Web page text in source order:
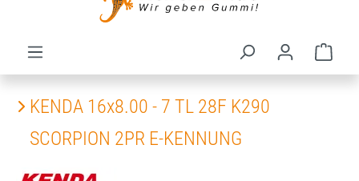
KENDA 16x8.00 - 7 TL 28F K290
SCORPION 2PR E-KENNUNG